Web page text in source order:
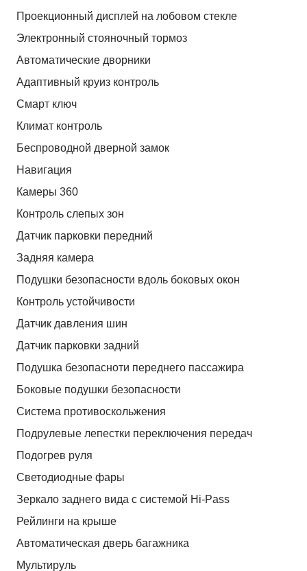
Проекционный дисплей на лобовом стекле
Электронный стояночный тормоз
Автоматические дворники
Адаптивный круиз контроль
Смарт ключ
Климат контроль
Беспроводной дверной замок
Навигация
Камеры 360
Контроль слепых зон
Датчик парковки передний
Задняя камера
Подушки безопасности вдоль боковых окон
Контроль устойчивости
Датчик давления шин
Датчик парковки задний
Подушка безопасноти переднего пассажира
Боковые подушки безопасности
Система противоскольжения
Подрулевые лепестки переключения передач
Подогрев руля
Светодиодные фары
Зеркало заднего вида с системой Hi-Pass
Рейлинги на крыше
Автоматическая дверь багажника
Мультируль